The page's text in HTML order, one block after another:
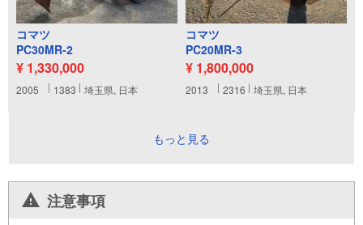
コマツ
PC30MR-2
¥ 1,330,000
2005 1383 埼玉県, 日本
コマツ
PC20MR-3
¥ 1,800,000
2013 2316 埼玉県, 日本
もっと見る
注意事項